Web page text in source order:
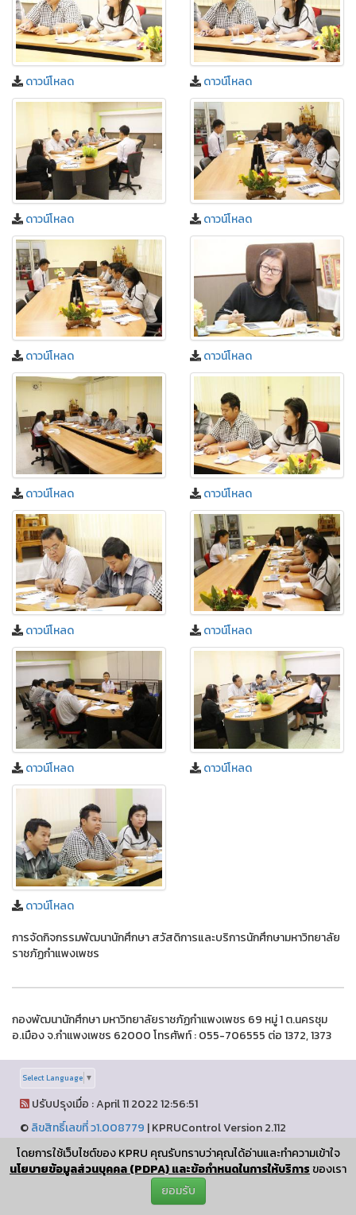
ดาวน์โหลด ดาวน์โหลด
ดาวน์โหลด ดาวน์โหลด
ดาวน์โหลด ดาวน์โหลด
ดาวน์โหลด ดาวน์โหลด
ดาวน์โหลด ดาวน์โหลด
ดาวน์โหลด ดาวน์โหลด
ดาวน์โหลด
โดยการใช้เว็บไซต์ของ KPRU คุณรับทราบว่าคุณได้อ่านและทำความเข้าใจ
นโยบายข้อมูลส่วนบุคคล (PDPA) และข้อกำหนดในการให้บริการ ของเรา
ยอมรับ
การจัดกิจกรรมพัฒนานักศึกษา สวัสดิการและบริการนักศึกษามหาวิทยาลัย
ราชภัฏกำแพงเพชร
กองพัฒนานักศึกษา มหาวิทยาลัยราชภัฏกำแพงเพชร 69 หมู่ 1 ต.นครชุม
อ.เมือง จ.กำแพงเพชร 62000 โทรศัพท์ : 055-706555 ต่อ 1372, 1373
Select Language ▼
ปรับปรุงเมื่อ : April 11 2022 12:56:51
©ลิขสิทธิ์เลขที่ ว1.008779 |KPRUControl Version 2.112
ผู้เข้าชมทั้งหมด 1,447,994